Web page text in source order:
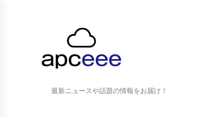
最新ニュースや話題の情報をお届け！